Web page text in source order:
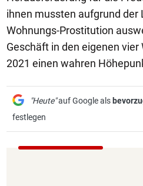
ihnen mussten aufgrund der
Wohnungs-Prostitution
Geschäft in den eigenen
2021 einen wahren
"Heute"auf Google als
festlegen